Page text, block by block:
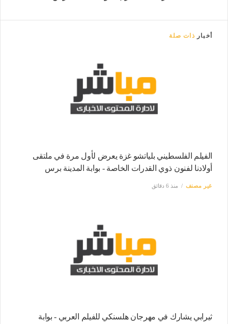
أخبار ذات صلة
الفيلم الفلسطيني بلياتشو غزة يعرض لأول مرة في ملتقى
أولادنا لفنون ذوي القدرات الخاصة - بوابة المدينة برس
غير مصنف منذ 6 دقائق
ثيرابي يشارك في مهرجان هلسنكي للفيلم العربي - بوابة